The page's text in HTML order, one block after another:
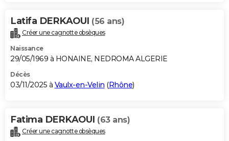
Latifa DERKAOUI (56 ans)
Créer une cagnotte obsèques
Naissance
29/05/1969 à HONAINE, NEDROMA ALGERIE
Décès
03/11/2025 à Vaulx-en-Velin (Rhône)
Fatima DERKAOUI (63 ans)
Créer une cagnotte obsèques